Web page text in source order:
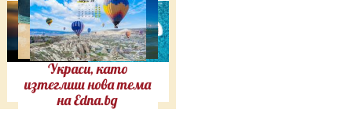
Украси, като
изтеглиш нова тема
на Edna.bg